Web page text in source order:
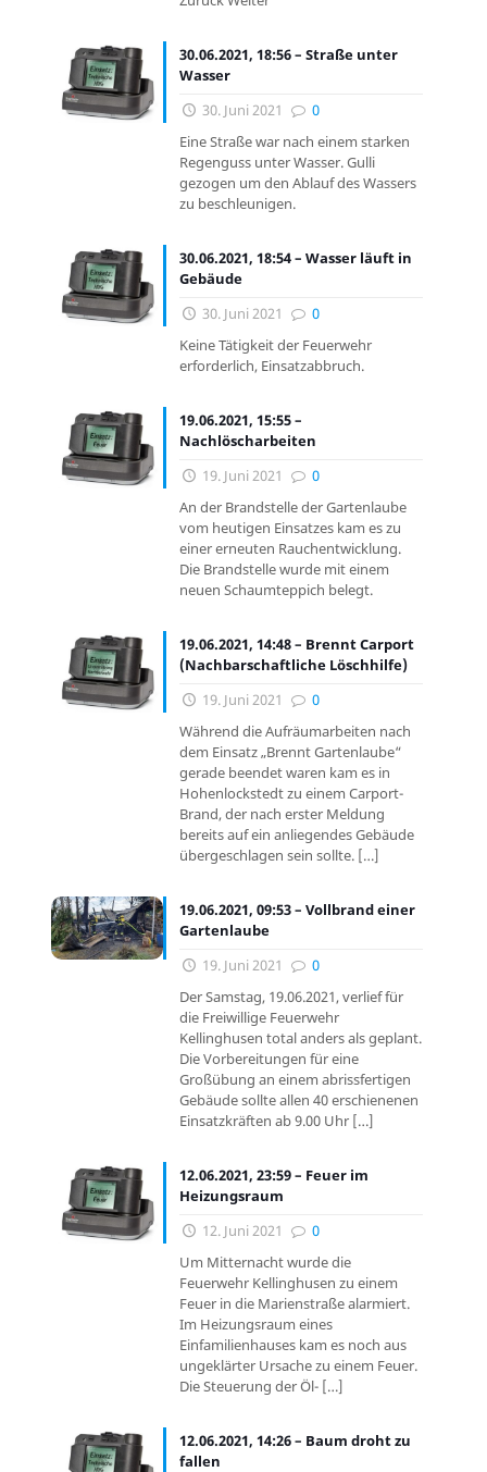
30.06.2021, 18:56 – Straße unter
Wasser
30. Juni 2021
0
Eine Straße war nach einem starken
Regenguss unter Wasser. Gulli
gezogen um den Ablauf des Wassers
zu beschleunigen.
30.06.2021, 18:54 – Wasser läuft in
Gebäude
30. Juni 2021
0
Keine Tätigkeit der Feuerwehr
erforderlich, Einsatzabbruch.
19.06.2021, 15:55 –
Nachlöscharbeiten
19. Juni 2021
0
An der Brandstelle der Gartenlaube
vom heutigen Einsatzes kam es zu
einer erneuten Rauchentwicklung.
Die Brandstelle wurde mit einem
neuen Schaumteppich belegt.
19.06.2021, 14:48 – Brennt Carport
(Nachbarschaftliche Löschhilfe)
19. Juni 2021
0
Während die Aufräumarbeiten nach
dem Einsatz „Brennt Gartenlaube“
gerade beendet waren kam es in
Hohenlockstedt zu einem Carport-
Brand, der nach erster Meldung
bereits auf ein anliegendes Gebäude
übergeschlagen sein sollte. […]
19.06.2021, 09:53 – Vollbrand einer
Gartenlaube
19. Juni 2021
0
Der Samstag, 19.06.2021, verlief für
die Freiwillige Feuerwehr
Kellinghusen total anders als geplant.
Die Vorbereitungen für eine
Großübung an einem abrissfertigen
Gebäude sollte allen 40 erschienenen
Einsatzkräften ab 9.00 Uhr […]
12.06.2021, 23:59 – Feuer im
Heizungsraum
12. Juni 2021
0
Um Mitternacht wurde die
Feuerwehr Kellinghusen zu einem
Feuer in die Marienstraße alarmiert.
Im Heizungsraum eines
Einfamilienhauses kam es noch aus
ungeklärter Ursache zu einem Feuer.
Die Steuerung der Öl- […]
12.06.2021, 14:26 – Baum droht zu
fallen